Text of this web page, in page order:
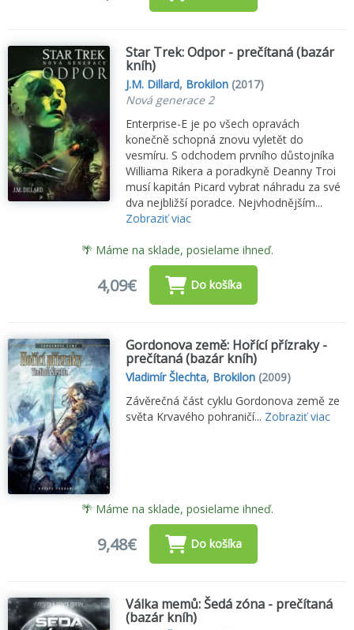
Star Trek: Odpor - prečítaná (bazár
kníh)
J.M. Dillard, Brokilon (2017)
Nová generace 2
Enterprise-E je po všech opravách
konečně schopná znovu vyletět do
vesmíru. S odchodem prvního důstojníka
Williama Rikera a poradkyně Deanny Troi
musí kapitán Picard vybrat náhradu za své
dva nejbližší poradce. Nejvhodnějším...
Zobraziť viac
🌴 Máme na sklade, posielame ihneď.
4,09€ Do košíka
Gordonova země: Hořící přízraky -
prečítaná (bazár kníh)
Vladimír Šlechta, Brokilon (2009)
Závěrečná část cyklu Gordonova země ze
světa Krvavého pohraničí... Zobraziť viac
🌴 Máme na sklade, posielame ihneď.
9,48€ Do košíka
Válka memů: Šedá zóna - prečítaná
(bazár kníh)